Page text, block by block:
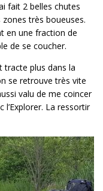
fait 2 belles chutes
très boueuses.
en une fraction de
de se coucher.
tracte plus dans la
se retrouve très vite
valu de me coincer
La ressortir